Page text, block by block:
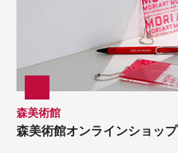
森美術館
森美術館オンラインショップ